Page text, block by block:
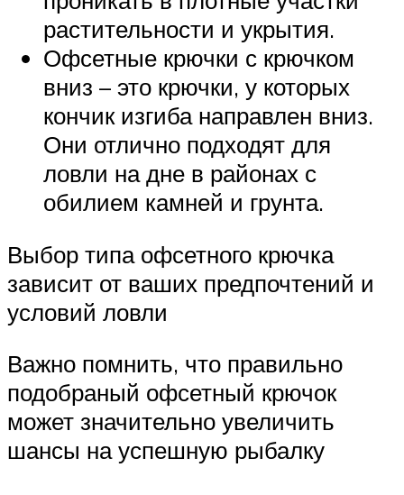
растительности и укрытия.
Офсетные крючки с крючком
вниз – это крючки, у которых
кончик изгиба направлен вниз.
Они отлично подходят для
ловли на дне в районах с
обилием камней и грунта.
Выбор типа офсетного крючка
зависит от ваших предпочтений и
условий ловли
Важно помнить, что правильно
подобраный офсетный крючок
может значительно увеличить
шансы на успешную рыбалку